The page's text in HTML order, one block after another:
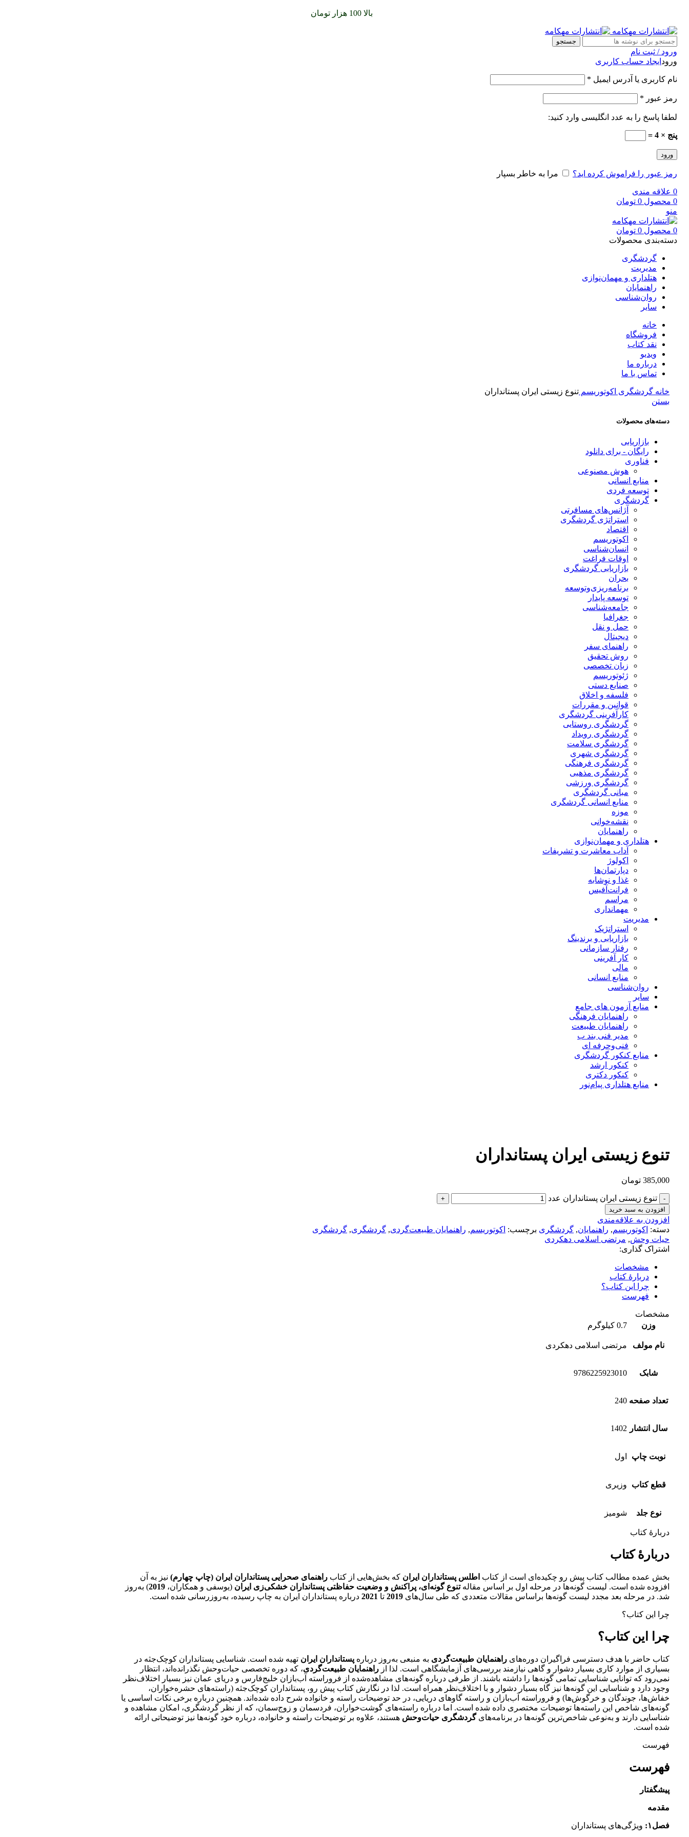
بالا 100 هزار تومان
جستجو
ورود / ثبت نام
ورود ایجاد حساب کاربری
نام کاربری یا آدرس ایمیل *
رمز عبور *
لطفا پاسخ را به عدد انگلیسی وارد کنید:
پنج × 4 =
ورود
رمز عبور را فراموش کرده اید؟ مرا به خاطر بسپار
0 علاقه مندی
0 محصول 0 تومان
منو
0 محصول 0 تومان
دسته‌بندی محصولات
گردشگری
مدیریت
هتلداری و مهمان‌نوازی
راهنمایان
روان‌شناسی
سایر
خانه
فروشگاه
نقد کتاب
ویدیو
درباره‌ ما
تماس با ما
خانه گردشگری اکوتوریسم تنوع زیستی ایران پستانداران
تنوع زیستی ایران پستانداران
385,000 تومان
تنوع زیستی ایران پستانداران عدد
افزودن به سبد خرید
افزودن به علاقه‌مندی
دسته: اکوتوریسم, راهنمایان, گردشگری برچسب: اکوتوریسم, راهنمایان طبیعت‌گردی, گردشگری, گردشگری
حیات وحش, مرتضی اسلامی دهکردی
اشتراک گذاری:
مشخصات
دربارهٔ کتاب
چرا این کتاب؟
فهرست
مشخصات
وزن
0.7 کیلوگرم
نام مولف مرتضی اسلامی دهکردی
شابک 9786225923010
تعداد صفحه 240
سال انتشار 1402
نوبت چاپ اول
قطع کتاب وزیری
نوع جلد شومیز
دربارهٔ کتاب
دربارهٔ کتاب
بخش عمده مطالب کتاب پیش رو چکیده‌ای است از کتاب اطلس پستانداران ایران که بخش‌هایی از کتاب راهنمای صحرایی پستانداران ایران (چاپ چهارم) نیز به آن
افزوده شده است. لیست گونه‌ها در مرحله اول بر اساس مقالهتنوع گونه‌ای، پراکنش و وضعیت حفاظتی پستانداران خشکی‌زی ایران (یوسفی و همکاران، 2019) به‌روز
شد. در مرحله بعد مجدد لیست گونه‌ها براساس مقالات متعددی که طی سال‌های 2019 تا 2021 درباره پستانداران ایران به چاپ رسیده، به‌روزرسانی شده است.
چرا این کتاب؟
چرا این کتاب؟
کتاب حاضر با هدف دسترسی فراگیران دوره‌های راهنمایان طبیعت‌گردی به منبعی به‌روز درباره پستانداران ایران تهیه شده است. شناسایی پستانداران کوچک‌جثه در
بسیاری از موارد کاری بسیار دشوار و گاهی نیازمند بررسی‌های آزمایشگاهی است. لذا از راهنمایان طبیعت‌گردی، که دوره تخصصی حیات‌وحش نگذرانده‌اند، انتظار
نمی‌رود که توانایی شناسایی تمامی گونه‌ها را داشته باشند. از طرفی درباره گونه‌های مشاهده‌شده از فروراسته آب‌بازان خلیج‌فارس و دریای عمان نیز بسیار اختلاف‌نظر
وجود دارد و شناسایی این گونه‌ها نیز گاه بسیار دشوار و با اختلاف‌نظر همراه است. لذا در نگارش کتاب پیش رو، پستانداران کوچک‌جثه (راسته‌های حشره‌خواران،
خفاش‌ها، جوندگان و خرگوش‌ها) و فروراسته آب‌بازان و راسته گاوهای دریایی، در حد توضیحات راسته و خانواده شرح داده شده‌اند. همچنین درباره برخی نکات اساسی یا
گونه‌های شاخص این راسته‌ها توضیحات مختصری داده شده است. اما درباره راسته‌های گوشت‌خواران، فردسمان و زوج‌سمان، که از نظر گردشگری، امکان مشاهده و
شناسایی دارند و به‌نوعی شاخص‌ترین گونه‌ها در برنامه‌های گردشگری حیات‌وحش هستند، علاوه بر توضیحات راسته و خانواده، درباره خود گونه‌ها نیز توضیحاتی ارائه
شده است.
فهرست
فهرست
پیشگفتار
مقدمه
فصل۱: ویژگی‌های پستانداران
بستن
دسته‌های محصولات
بازاریابی
رایگان - برای دانلود
فناوری
هوش مصنوعی
منابع انسانی
توسعه فردی
گردشگری
آژانس‌های مسافرتی
استراتژی گردشگری
اقتصاد
اکوتوریسم
انسان‌شناسی
اوقات فراغت
بازاریابی گردشگری
بحران
برنامه‌ریزی‌وتوسعه
توسعه پایدار
جامعه‌شناسی
جغرافیا
حمل و نقل
دیجیتال
راهنمای سفر
روش تحقیق
زبان تخصصی
ژئوتوریسم
صنایع دستی
فلسفه و اخلاق
قوانین و مقررات
کارآفرینی گردشگری
گردشگری روستایی
گردشگری رویداد
گردشگری سلامت
گردشگری شهری
گردشگری فرهنگی
گردشگری مذهبی
گردشگری ورزشی
مبانی گردشگری
منابع انسانی گردشگری
موزه
نقشه‌خوانی
راهنمایان
هتلداری و مهمان‌نوازی
آداب معاشرت و تشریفات
اکولوژ
دپارتمان‌ها
غذا و نوشابه
فرانت‌آفیس
مراسم
مهمانداری
مدیریت
استراتژیک
بازاریابی و برندینگ
رفتار سازمانی
کار آفرینی
مالی
منابع انسانی
روان‌شناسی
سایر
منابع آزمون های جامع
راهنمایان فرهنگی
راهنمایان طبیعت
مدیر فنی بند ب
فنی‌وحرفه‌ ای
منابع کنکور گردشگری
کنکور ارشد
کنکور دکتری
منابع هتلداری پیام‌نور